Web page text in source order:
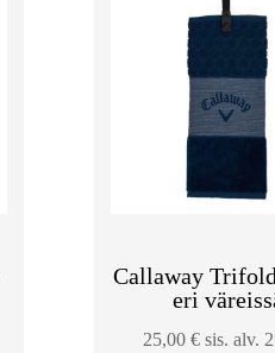
Callaway
eri
25,00 € sis. alv.